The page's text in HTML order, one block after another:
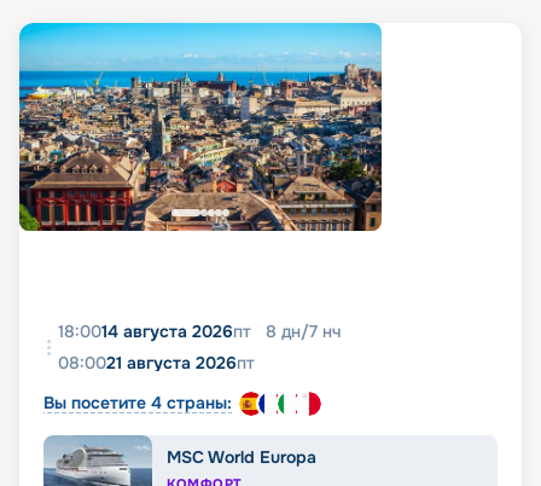
18:0014 августа 2026пт 8 дн/7 нч
08:0021 августа 2026пт
Вы посетите 4 страны:
MSC World Europa